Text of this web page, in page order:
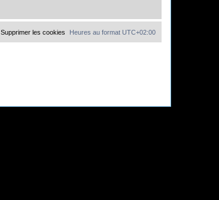
Heures au format UTC+02:00
Supprimer les cookies